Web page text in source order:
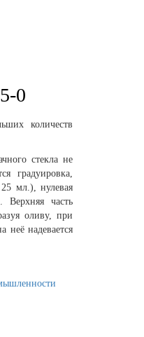
0
количеств
стекла не
градуировка,
25 мл.), нулевая
Верхняя часть
оливу, при
неё надевается